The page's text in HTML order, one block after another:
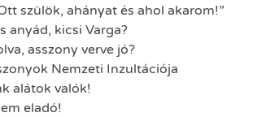
szülök, ahányat és ahol akarom!”
anyád, kicsi Varga?
asszony verve jó?
Nemzeti Inzultációja
alátok valók!
eladó!